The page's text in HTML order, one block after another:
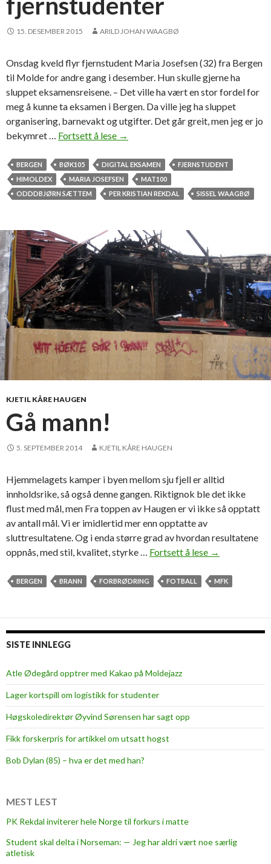
e
d
t
a
t
o
i
s
o
m
r
j
o
b
15. DESEMBER 2015 ARILD JOHAN WAAGBØ
Onsdag kveld flyr fjernstudent Maria Josefsen (32) fra Bergen
til Molde for andre gang i desember. Hun skulle gjerne ha
sluppet eksamensreisene. – Det ville ha vært en stor fordel for
meg å kunne ta eksamen i Bergen. Da ville jeg ha sluppet
organisering, barnevakt og utgifter. Det går greit, men jeg er jo
bekymret … Fortsett å lese E
t
e
r
s
e
l
o
k
l
s
r
f
j
e
r
n
t
d
e
e
r
→
BERGEN BØK105 DIGITAL EKSAMEN
FJERNSTUDENT
HIMOLDEX
MARIA JOSEFSEN
MAT100
ODDDBJØRN SÆTTEM
PER KRISTIAN REKDAL SISSEL WAAGBØ
KJETIL KÅRE HAUGEN
Gå mann!
5. SEPTEMBER 2014 KJETIL KÅRE HAUGEN
Hjemmelagets kamper i byen mellom sju fjell er alltid
innholdsrike, så også denne gangen. Riktignok ble det ikke
flust med mål, men Fra toppen av Haugen er vi ikke så opptatt
av antall mål. Vi er imidlertid mer enn opptatte av
sluttresultatene. Og i enda større grad av hvordan resultatene
oppnås, med stil, kvalitet, styrke … Fortsett å lese G
m
→
BERGEN BRANN FORBRØDRING FOTBALL MFK
SISTE INNLEGG
Atle Ødegård opptrer med Kakao på Moldejazz
Lager kortspill om logistikk for studenter
Høgskoledirektør Øyvind Sørensen har sagt opp
Fikk forskerpris for artikkel om utsatt hogst
Bob Dylan (85) – hva er det med han?
MEST LEST
PK Rekdal inviterer hele Norge til forkurs i matte
Student skal delta i Norseman: — Jeg har aldri vært noe særlig
atletisk